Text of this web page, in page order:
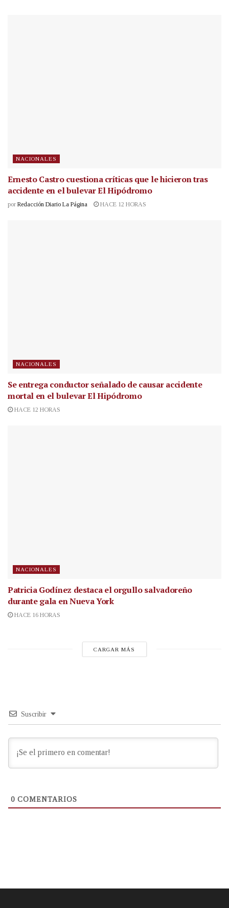
NACIONALES
Ernesto Castro cuestiona críticas que le hicieron tras
accidente en el bulevar El Hipódromo
por Redacción Diario La Página HACE 12 HORAS
NACIONALES
Se entrega conductor señalado de causar accidente
mortal en el bulevar El Hipódromo
HACE 12 HORAS
NACIONALES
Patricia Godínez destaca el orgullo salvadoreño
durante gala en Nueva York
HACE 16 HORAS
CARGAR MÁS
Suscribir
0 COMENTARIOS